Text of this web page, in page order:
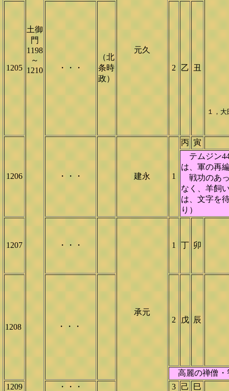
土御
門
1198
～
1210
１，
元久
1205 ・・・
（北
条時
政）
2 乙 丑
1206 ・・・ 建永 1
丙 寅
テムジン
は、軍の再
戦功のあっ
なく、羊飼
は、文字を
り）
1207 ・・・
承元
1 丁 卯
1208 ・・・
2 戊 辰
高麗の禅僧・
1209
・・・ 3 己
巳